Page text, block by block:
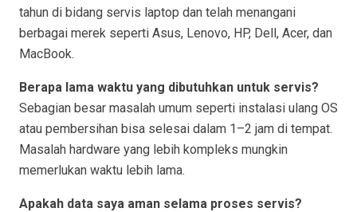
tahun di bidang servis laptop dan telah menangani
berbagai merek seperti Asus, Lenovo, HP, Dell, Acer, dan
MacBook.
Berapa lama waktu yang dibutuhkan untuk servis?
Sebagian besar masalah umum seperti instalasi ulang OS
atau pembersihan bisa selesai dalam 1–2 jam di tempat.
Masalah hardware yang lebih kompleks mungkin
memerlukan waktu lebih lama.
Apakah data saya aman selama proses servis?